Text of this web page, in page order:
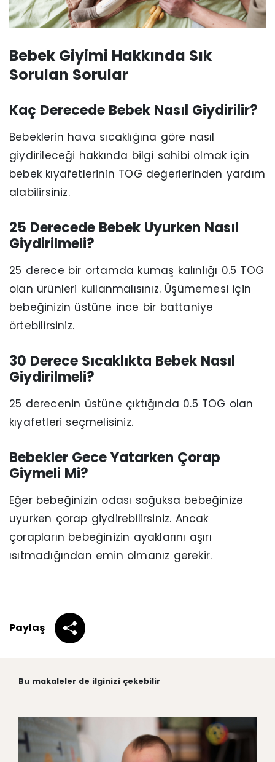
Bebek Giyimi Hakkında Sık
Sorulan Sorular
Kaç Derecede Bebek Nasıl Giydirilir?
Bebeklerin hava sıcaklığına göre nasıl
giydirileceği hakkında bilgi sahibi olmak için
bebek kıyafetlerinin TOG değerlerinden yardım
alabilirsiniz.
25 Derecede Bebek Uyurken Nasıl
Giydirilmeli?
25 derece bir ortamda kumaş kalınlığı 0.5 TOG
olan ürünleri kullanmalısınız. Üşümemesi için
bebeğinizin üstüne ince bir battaniye
örtebilirsiniz.
30 Derece Sıcaklıkta Bebek Nasıl
Giydirilmeli?
25 derecenin üstüne çıktığında 0.5 TOG olan
kıyafetleri seçmelisiniz.
Bebekler Gece Yatarken Çorap
Giymeli Mi?
Eğer bebeğinizin odası soğuksa bebeğinize
uyurken çorap giydirebilirsiniz. Ancak
çorapların bebeğinizin ayaklarını aşırı
ısıtmadığından emin olmanız gerekir.
Paylaş
Bu makaleler de ilginizi çekebilir